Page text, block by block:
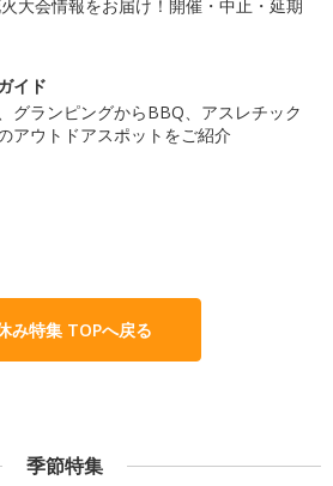
大会情報をお届け！開催・中止・延期
イド
グランピングからBBQ、アスレチック
アウトドアスポットをご紹介
み特集 TOPへ戻る
季節特集